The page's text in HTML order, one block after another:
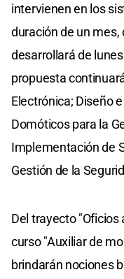
intervienen en los
duración de un mes,
desarrollará de
propuesta
Electrónica; Diseño
Domóticos para la
Implementación de
Gestión de la
Del trayecto "Oficios
curso "Auxiliar de
brindarán nociones